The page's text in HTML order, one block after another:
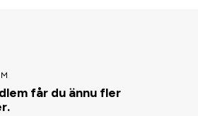
får du ännu fler